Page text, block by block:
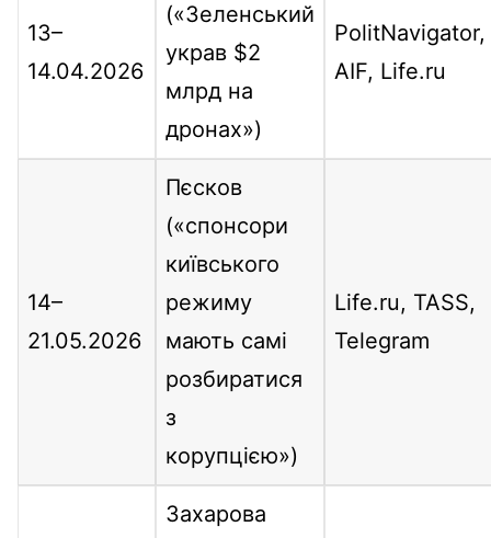
13–
14.04.2026
(«Зеленський
украв $2
млрд на
дронах»)
PolitNavigator,
AIF, Life.ru
14–
21.05.2026
Пєсков
(«спонсори
київського
режиму
мають самі
розбиратися
з
корупцією»)
Life.ru, TASS,
Telegram
Захарова